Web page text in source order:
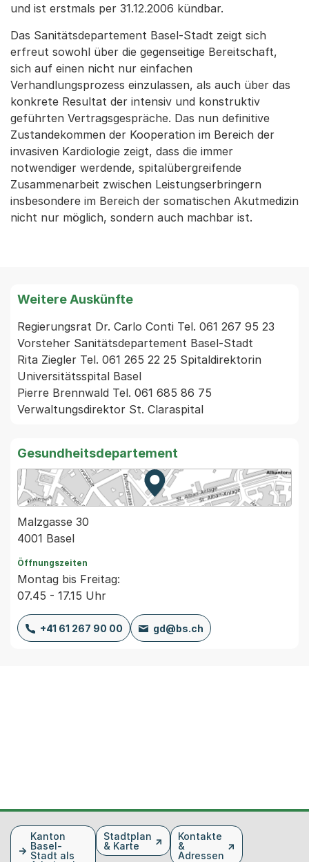
und ist erstmals per 31.12.2006 kündbar.
Das Sanitätsdepartement Basel-Stadt zeigt sich
erfreut sowohl über die gegenseitige Bereitschaft,
sich auf einen nicht nur einfachen
Verhandlungsprozess einzulassen, als auch über das
konkrete Resultat der intensiv und konstruktiv
geführten Vertragsgespräche. Das nun definitive
Zustandekommen der Kooperation im Bereich der
invasiven Kardiologie zeigt, dass die immer
notwendiger werdende, spitalübergreifende
Zusammenarbeit zwischen Leistungserbringern
insbesondere im Bereich der somatischen Akutmedizin
nicht nur möglich, sondern auch machbar ist.
Weitere Auskünfte
Regierungsrat Dr. Carlo Conti Tel. 061 267 95 23
Vorsteher Sanitätsdepartement Basel-Stadt
Rita Ziegler Tel. 061 265 22 25 Spitaldirektorin
Universitätsspital Basel
Pierre Brennwald Tel. 061 685 86 75
Verwaltungsdirektor St. Claraspital
Gesundheitsdepartement
Zur Karte von MapBS.
Externer Link, wird in einem
Malzgasse 30
4001 Basel
Öffnungszeiten
Montag bis Freitag:
07.45 - 17.15 Uhr
+41 61 267 90 00 gd@bs.ch
FusszeileKanton
Basel-
Stadt als
Stadtplan
& Karte
Kontakte
&
Adressen